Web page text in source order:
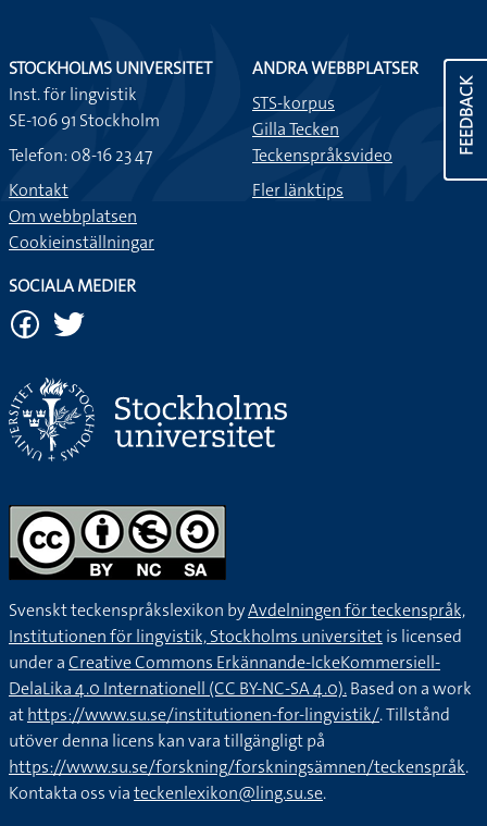
FEEDBACK
STOCKHOLMS UNIVERSITET
Inst. för lingvistik
SE-106 91 Stockholm
Telefon: 08-16 23 47
Kontakt
Om webbplatsen
Cookieinställningar
ANDRA WEBBPLATSER
STS-korpus
Gilla Tecken
Teckenspråksvideo
Fler länktips
SOCIALA MEDIER
Svenskt teckenspråkslexikon byAvdelningen för teckenspråk,
Institutionen för lingvistik, Stockholms universitetis licensed
under aCreative Commons Erkännande-IckeKommersiell-
DelaLika 4.0 Internationell (CC BY-NC-SA 4.0).Based on a work
athttps://www.su.se/institutionen-for-lingvistik/. Tillstånd
utöver denna licens kan vara tillgängligt på
https://www.su.se/forskning/forskningsämnen/teckenspråk.
Kontakta oss viateckenlexikon@ling.su.se.